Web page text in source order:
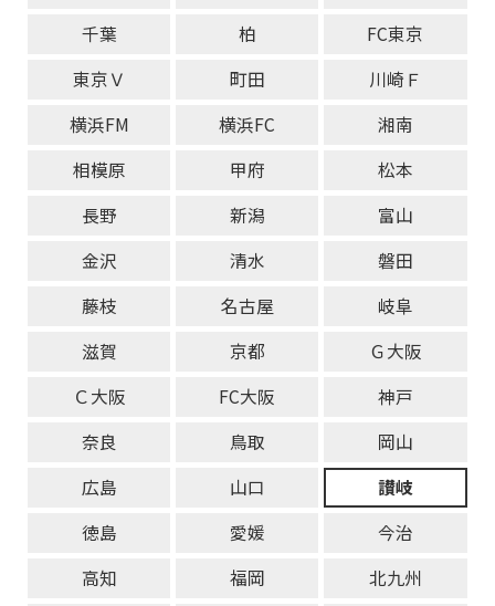
千葉
柏
FC東京
東京Ｖ
町田
川崎Ｆ
横浜FM
横浜FC
湘南
相模原
甲府
松本
長野
新潟
富山
金沢
清水
磐田
藤枝
名古屋
岐阜
滋賀
京都
Ｇ大阪
Ｃ大阪
FC大阪
神戸
奈良
鳥取
岡山
広島
山口
讃岐
徳島
愛媛
今治
高知
福岡
北九州